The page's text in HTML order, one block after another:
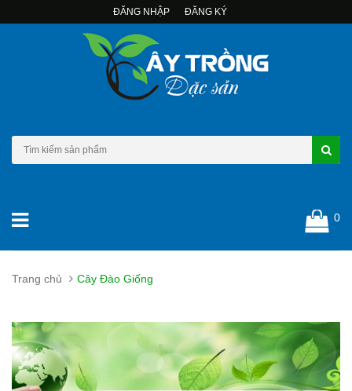
ĐĂNG NHẬP ĐĂNG KÝ
0
Trang chủ Cây Đào Giống